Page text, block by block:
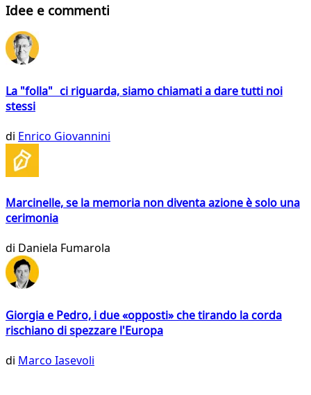
Idee e commenti
La "folla" ci riguarda, siamo chiamati a dare tutti noi
stessi
di Enrico Giovannini
Marcinelle, se la memoria non diventa azione è solo una
cerimonia
di Daniela Fumarola
Giorgia e Pedro, i due «opposti» che tirando la corda
rischiano di spezzare l'Europa
di Marco Iasevoli